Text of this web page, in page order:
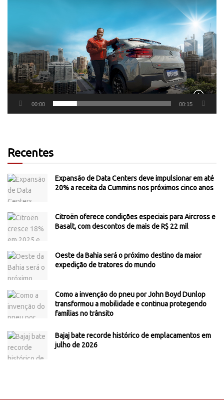
00:00 00:15
Recentes
Expansão de Data Centers deve impulsionar em até
20% a receita da Cummins nos próximos cinco anos
Citroën oferece condições especiais para Aircross e
Basalt, com descontos de mais de R$ 22 mil
Oeste da Bahia será o próximo destino da maior
expedição de tratores do mundo
Como a invenção do pneu por John Boyd Dunlop
transformou a mobilidade e continua protegendo
famílias no trânsito
Bajaj bate recorde histórico de emplacamentos em
julho de 2026